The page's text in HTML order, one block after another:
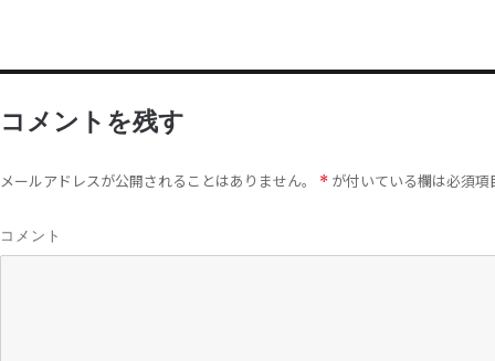
コメントを残す
メールアドレスが公開されることはありません。 * が付いている欄は必須項
コメント